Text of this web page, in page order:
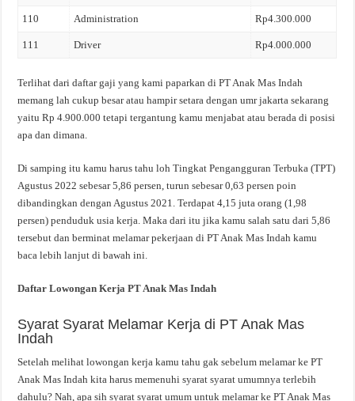
110 Administration Rp4.300.000
111 Driver Rp4.000.000
Terlihat dari daftar gaji yang kami paparkan di PT Anak Mas Indah
memang lah cukup besar atau hampir setara dengan umr jakarta sekarang
yaitu Rp 4.900.000 tetapi tergantung kamu menjabat atau berada di posisi
apa dan dimana.
Di samping itu kamu harus tahu loh Tingkat Pengangguran Terbuka (TPT)
Agustus 2022 sebesar 5,86 persen, turun sebesar 0,63 persen poin
dibandingkan dengan Agustus 2021. Terdapat 4,15 juta orang (1,98
persen) penduduk usia kerja. Maka dari itu jika kamu salah satu dari 5,86
tersebut dan berminat melamar pekerjaan di PT Anak Mas Indah kamu
baca lebih lanjut di bawah ini.
Daftar Lowongan Kerja PT Anak Mas Indah
Syarat Syarat Melamar Kerja di PT Anak Mas
Indah
Setelah melihat lowongan kerja kamu tahu gak sebelum melamar ke PT
Anak Mas Indah kita harus memenuhi syarat syarat umumnya terlebih
dahulu? Nah, apa sih syarat syarat umum untuk melamar ke PT Anak Mas